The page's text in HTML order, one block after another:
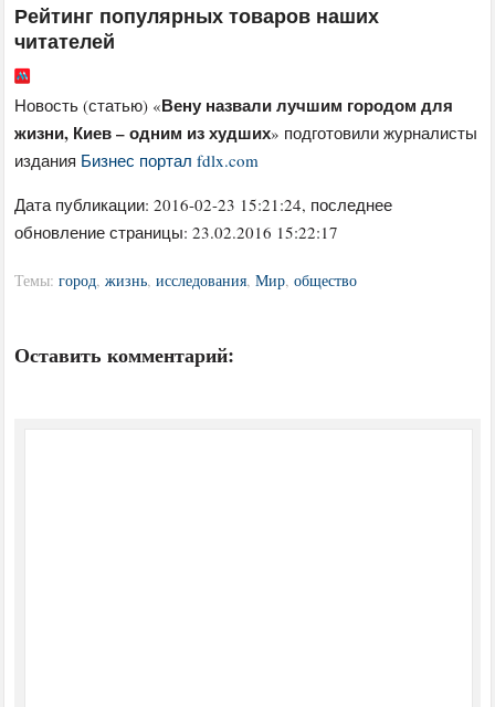
Рейтинг популярных товаров наших
читателей
Новость (статью) «Вену назвали лучшим городом для
жизни, Киев – одним из худших» подготовили журналисты
издания Бизнес портал fdlx.com
Дата публикации:2016-02-23 15:21:24, последнее
обновление страницы: 23.02.2016 15:22:17
Темы:город,жизнь,исследования,Мир,общество
Оставить комментарий: